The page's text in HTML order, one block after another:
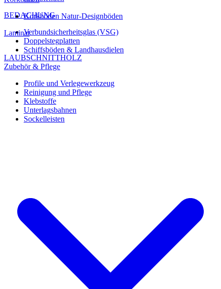
BEDACHUNG
Verbundsicherheitsglas (VSG)
Doppelstegplatten
LAUBSCHNITTHOLZ
Korkböden Natur-Designböden
Laminat
Schiffsböden & Landhausdielen
Zubehör & Pflege
Profile und Verlegewerkzeug
Reinigung und Pflege
Klebstoffe
Unterlagsbahnen
Sockelleisten